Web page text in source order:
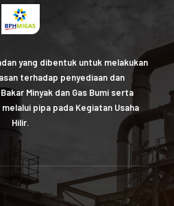
yang dibentuk untuk melakukan
terhadap penyediaan dan
Minyak dan Gas Bumi serta
pipa pada Kegiatan Usaha
Hilir.